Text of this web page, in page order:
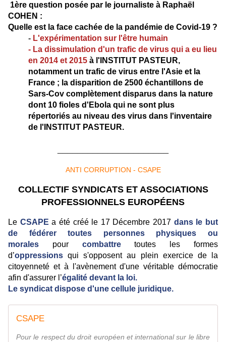
1ère question posée par le journaliste à Raphaël
COHEN :
Quelle est la face cachée de la pandémie de Covid-19 ?
- L'expérimentation sur l'être humain
- La dissimulation d'un trafic de virus qui a eu lieu
en 2014 et 2015 à l'INSTITUT PASTEUR,
notamment un trafic de virus entre l'Asie et la
France ; la disparition de 2500 échantillons de
Sars-Cov complètement disparus dans la nature
dont 10 fioles d'Ebola qui ne sont plus
répertoriés au niveau des virus dans l'inventaire
de l'INSTITUT PASTEUR.
ANTI CORRUPTION - CSAPE
COLLECTIF SYNDICATS ET ASSOCIATIONS
PROFESSIONNELS EUROPÉENS
Le CSAPE a été créé le 17 Décembre 2017 dans le but
de fédérer toutes personnes physiques ou
morales pour combattretoutes les formes
d’oppressions qui s'opposent au plein exercice de la
citoyenneté et à l'avènement d'une véritable démocratie
afin d'assurer l’égalité devant la loi.
Le syndicat dispose d'une cellule juridique.
CSAPE
Pour le respect du droit européen et international sur le libre